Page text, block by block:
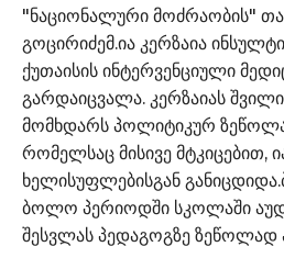
"ნაციონალური მოძრაობის"
გოცირიძემ.ია კერზაია
ქუთაისის ინტერვენციული
გარდაიცვალა. კერზაიას შვილი
მომხდარს პოლიტიკურ
რომელსაც მისივე მტკიცებით,
ხელისუფლებისგან
ბოლო პერიოდში სკოლაში
შესვლას პედაგოგზე ზეწოლად